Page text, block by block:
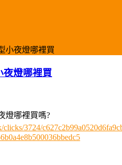
小夜燈哪裡買
夜燈哪裡買
燈哪裡買嗎?
clicks/3724/